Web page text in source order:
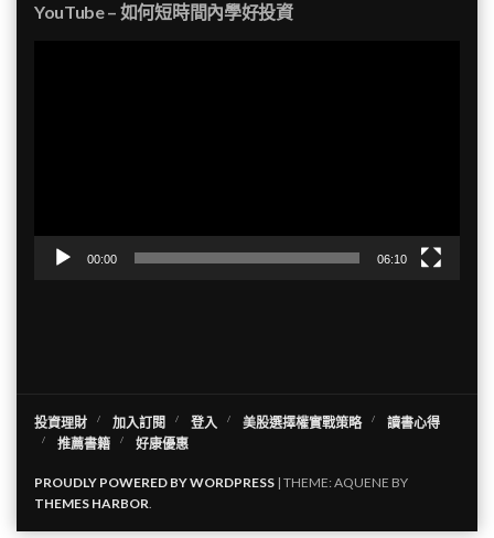
YouTube – 如何短時間內學好投資
00:00 06:10
投資理財 加入訂閱 登入 美股選擇權實戰策略
讀書心得
推薦書籍
好康優惠
PROUDLY POWERED BY WORDPRESS | THEME: AQUENE BY
THEMES HARBOR.